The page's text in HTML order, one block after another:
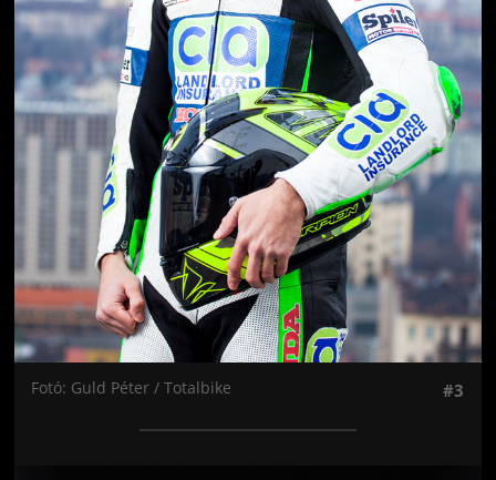
Fotó: Guld Péter / Totalbike #3